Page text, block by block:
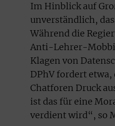
Im Hinblick auf
unverständlich,
Während die
Anti-Lehrer-
Klagen von
DPhV fordert
Chatforen Druck
ist das für eine
verdient wird“, so